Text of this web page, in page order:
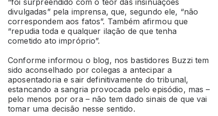
divulgadas” pela imprensa, que, segundo ele, “não
correspondem aos fatos”. Também afirmou que
“repudia toda e qualquer ilação de que tenha
cometido ato impróprio”.
Conforme informou o blog, nos bastidores Buzzi tem
sido aconselhado por colegas a antecipar a
aposentadoria e sair definitivamente do tribunal,
estancando a sangria provocada pelo episódio, mas –
pelo menos por ora – não tem dado sinais de que vai
tomar uma decisão nesse sentido.